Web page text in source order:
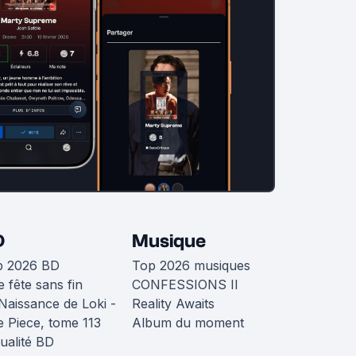
2026 BD
fête sans fin
de Loki -
Piece, tome 113
BD
Musique
Top 2026 musiques
CONFESSIONS II
Reality Awaits
Album du moment